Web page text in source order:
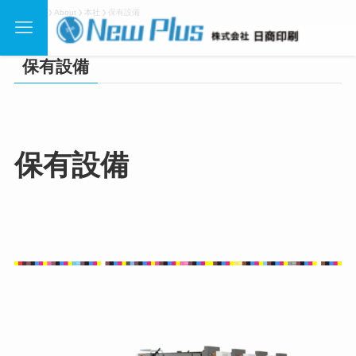
About 本社 保有設備
保有設備
保有設備